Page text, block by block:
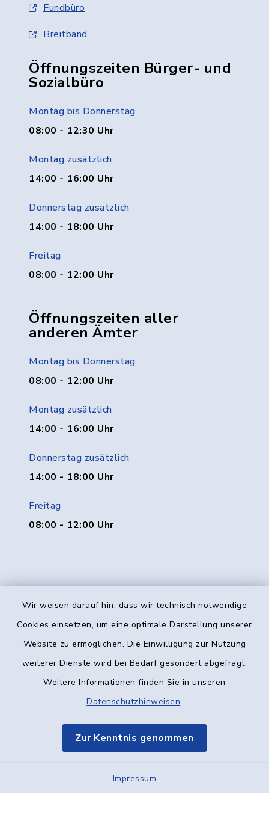
Wir weisen darauf hin, dass wir technisch notwendige
Cookies einsetzen, um eine optimale Darstellung unserer
Website zu ermöglichen. Die Einwilligung zur Nutzung
weiterer Dienste wird bei Bedarf gesondert abgefragt.
Weitere Informationen finden Sie in unseren
Datenschutzhinweisen.
Zur Kenntnis genommen
Impressum
Fundbüro
Breitband
Öffnungszeiten Bürger- und
Sozialbüro
Montag bis Donnerstag
08:00 - 12:30 Uhr
Montag zusätzlich
14:00 - 16:00 Uhr
Donnerstag zusätzlich
14:00 - 18:00 Uhr
Freitag
08:00 - 12:00 Uhr
Öffnungszeiten aller
anderen Ämter
Montag bis Donnerstag
08:00 - 12:00 Uhr
Montag zusätzlich
14:00 - 16:00 Uhr
Donnerstag zusätzlich
14:00 - 18:00 Uhr
Freitag
08:00 - 12:00 Uhr
Kontakt
Datenschutz
Elektronische Kommunikation
Sitemap